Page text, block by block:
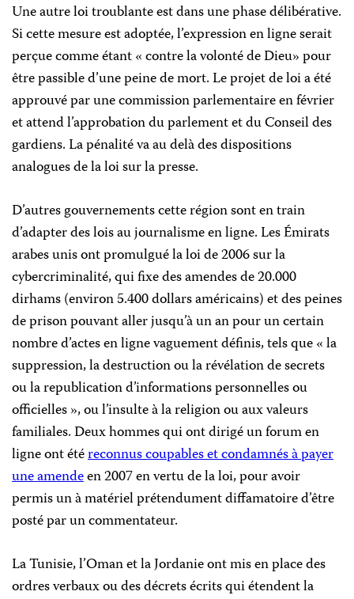
Une autre loi troublante est dans une phase délibérative.
Si cette mesure est adoptée, l’expression en ligne serait
perçue comme étant « contre la volonté de Dieu» pour
être passible d’une peine de mort. Le projet de loi a été
approuvé par une commission parlementaire en février
et attend l’approbation du parlement et du Conseil des
gardiens. La pénalité va au delà des dispositions
analogues de la loi sur la presse.
D’autres gouvernements cette région sont en train
d’adapter des lois au journalisme en ligne. Les Émirats
arabes unis ont promulgué la loi de 2006 sur la
cybercriminalité, qui fixe des amendes de 20.000
dirhams (environ 5.400 dollars américains) et des peines
de prison pouvant aller jusqu’à un an pour un certain
nombre d’actes en ligne vaguement définis, tels que « la
suppression, la destruction ou la révélation de secrets
ou la republication d’informations personnelles ou
officielles », ou l’insulte à la religion ou aux valeurs
familiales. Deux hommes qui ont dirigé un forum en
ligne ont étéreconnus coupables et condamnés à payer
une amendeen 2007 en vertu de la loi, pour avoir
permis un à matériel prétendument diffamatoire d’être
posté par un commentateur.
La Tunisie, l’Oman et la Jordanie ont mis en place des
ordres verbaux ou des décrets écrits qui étendent la